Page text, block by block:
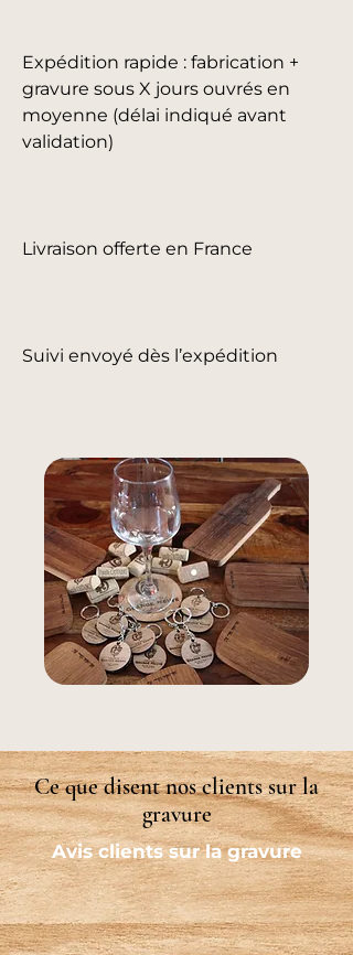
Expédition rapide : fabrication +
gravure sous X jours ouvrés en
moyenne (délai indiqué avant
validation)
Livraison offerte en France
Suivi envoyé dès l’expédition
Ce que disent nos clients sur la
gravure
Avis clients sur la gravure